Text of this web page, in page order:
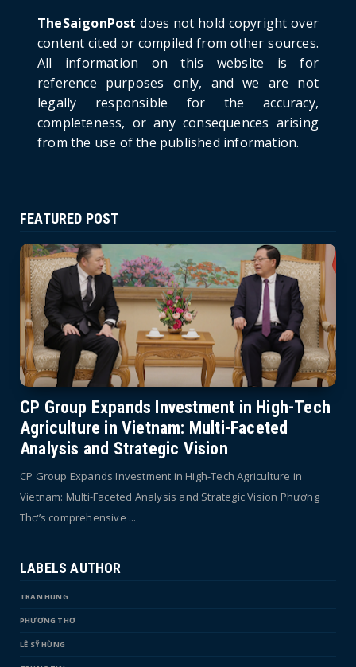
HOTNEWS
Politburo: Strictly Handle Acts of Using
Pirated Software, C...
June 21, 2026
TheSaigonPost does not hold copyright over
content cited or compiled from other sources.
All information on this website is for
reference purposes only, and we are not
legally responsible for the accuracy,
completeness, or any consequences arising
from the use of the published information.
FEATURED POST
CP Group Expands Investment in High-Tech
Agriculture in Vietnam: Multi-Faceted
Analysis and Strategic Vision
CP Group Expands Investment in High-Tech Agriculture in
Vietnam: Multi-Faceted Analysis and Strategic Vision Phương
Thơ’s comprehensive ...
LABELS AUTHOR
TRAN HUNG
PHƯƠNG THƠ
LÊ SỸ HÙNG